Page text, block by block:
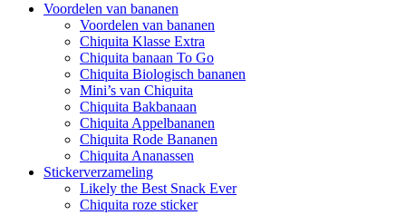
Voordelen van bananen
Voordelen van bananen
Chiquita Klasse Extra
Chiquita banaan To Go
Chiquita Biologisch bananen
Mini’s van Chiquita
Chiquita Bakbanaan
Chiquita Appelbananen
Chiquita Rode Bananen
Chiquita Ananassen
Stickerverzameling
Likely the Best Snack Ever
Chiquita roze sticker